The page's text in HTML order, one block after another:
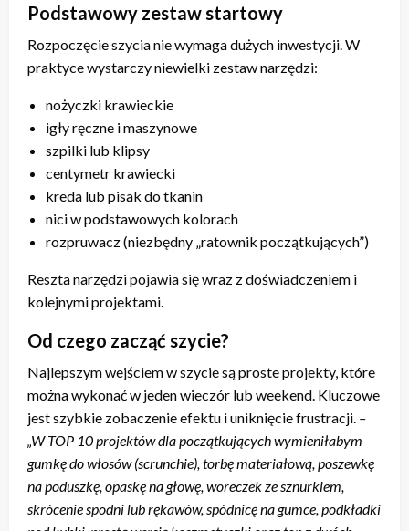
Podstawowy zestaw startowy
Rozpoczęcie szycia nie wymaga dużych inwestycji. W
praktyce wystarczy niewielki zestaw narzędzi:
nożyczki krawieckie
igły ręczne i maszynowe
szpilki lub klipsy
centymetr krawiecki
kreda lub pisak do tkanin
nici w podstawowych kolorach
rozpruwacz (niezbędny „ratownik początkujących”)
Reszta narzędzi pojawia się wraz z doświadczeniem i
kolejnymi projektami.
Od czego zacząć szycie?
Najlepszym wejściem w szycie są proste projekty, które
można wykonać w jeden wieczór lub weekend. Kluczowe
jest szybkie zobaczenie efektu i uniknięcie frustracji. –
„W TOP 10 projektów dla początkujących wymieniłabym
gumkę do włosów (scrunchie), torbę materiałową, poszewkę
na poduszkę, opaskę na głowę, woreczek ze sznurkiem,
skrócenie spodni lub rękawów, spódnicę na gumce, podkładki